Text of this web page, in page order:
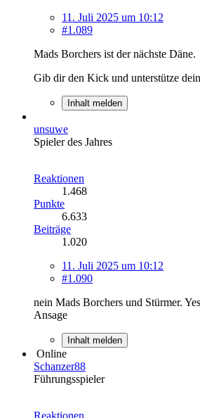
11. Juli 2025 um 10:12
#1.089
Mads Borchers ist der nächste Däne.
Gib dir den Kick und unterstütze
Inhalt melden
unsuwe
Spieler des Jahres
Reaktionen
1.468
Punkte
6.633
Beiträge
1.020
11. Juli 2025 um 10:12
#1.090
nein Mads Borchers und Stürmer.
Ansage
Inhalt melden
Online
Schanzer88
Führungsspieler
Reaktionen